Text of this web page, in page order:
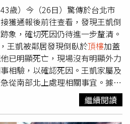
歲）今（26日）驚傳於台北市
獲通報後前往查看，發現王凱倒
象，確切死因仍待進一步釐清。
王凱被鄰居發現倒臥於頂樓加蓋
已明顯死亡，現場沒有明顯外力
相驗，以確認死因。王凱家屬及
從南部北上處理相關事宜。據了
隆踏入演藝圈，後改以藝名「王
偶像劇演出，包括《薰衣草》、
繼續閱讀